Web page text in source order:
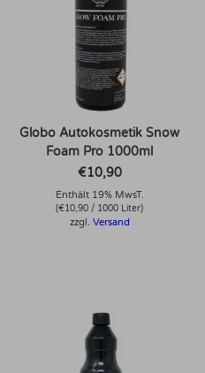
Globo Autokosmetik Snow
Foam Pro 1000ml
€10,90
Enthält 19% MwsT.
(€10,90 / 1000 Liter)
zzgl. Versand